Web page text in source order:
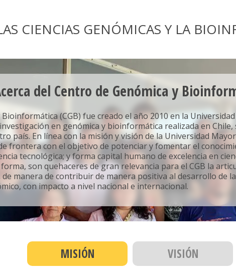
CIENCIAS GENÓMICAS Y LA
del Centro de Genómica y
Bioinformática (CGB) fue creado el año 2010 en la
en genómica y bioinformática realizada en
país. En línea con la misión y visión de la Universidad
frontera con el objetivo de potenciar y fomentar el
tecnológica; y forma capital humano de excelencia en
son quehaceres de gran relevancia para el CGB la
manera de contribuir de manera positiva al desarrollo de
con impacto a nivel nacional e internacional.
MISIÓN VISIÓN